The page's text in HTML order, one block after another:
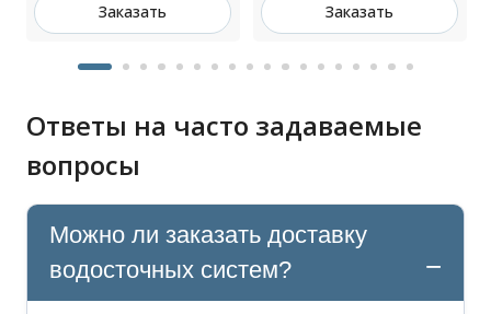
Заказать Заказать
Ответы на часто задаваемые
вопросы
Можно ли заказать доставку
водосточных систем?